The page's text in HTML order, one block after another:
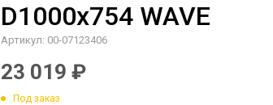
D1000х754 WAVE
Артикул: 00-07123406
23 019 ₽
Под заказ